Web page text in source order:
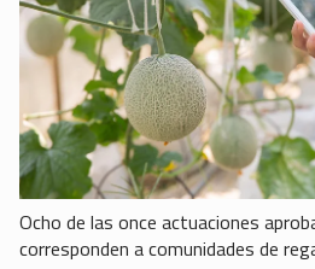
Ocho de las once actuaciones
corresponden a comunidades de